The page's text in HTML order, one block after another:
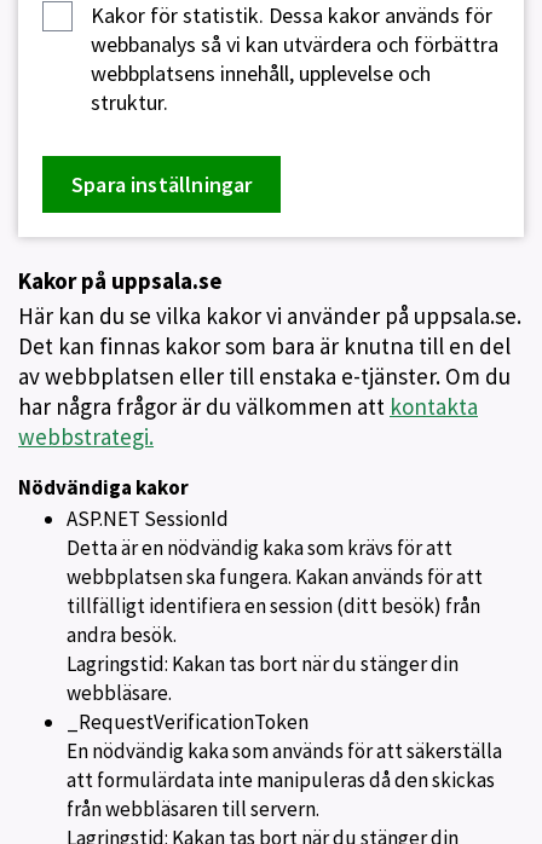
Kakor för statistik. Dessa kakor används för
webbanalys så vi kan utvärdera och förbättra
webbplatsens innehåll, upplevelse och
struktur.
Spara inställningar
Kakor på uppsala.se
Här kan du se vilka kakor vi använder på uppsala.se.
Det kan finnas kakor som bara är knutna till en del
av webbplatsen eller till enstaka e-tjänster. Om du
har några frågor är du välkommen att kontakta
webbstrategi.
Nödvändiga kakor
ASP.NET SessionId
Detta är en nödvändig kaka som krävs för att
webbplatsen ska fungera. Kakan används för att
tillfälligt identifiera en session (ditt besök) från
andra besök.
Lagringstid: Kakan tas bort när du stänger din
webbläsare.
_RequestVerificationToken
En nödvändig kaka som används för att säkerställa
att formulärdata inte manipuleras då den skickas
från webbläsaren till servern.
Lagringstid: Kakan tas bort när du stänger din